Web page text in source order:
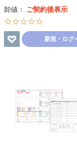
卸値： ご契約後表示
☆☆☆☆☆
新規・ログ